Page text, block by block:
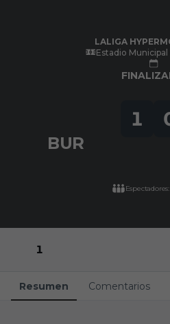
LALIGA
Estadio
BUR
1
1
Resumen Comentarios